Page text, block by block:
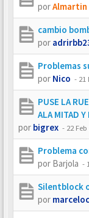
porAlmartin
cambio
por
Problemas
por Nico - 21
PUSE LA
ALA MITAD Y
por bigrex - 22
Problema
por Barjola -
Silentblock
por